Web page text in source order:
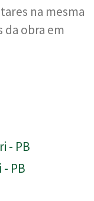
na mesma
da obra em
- PB
PB